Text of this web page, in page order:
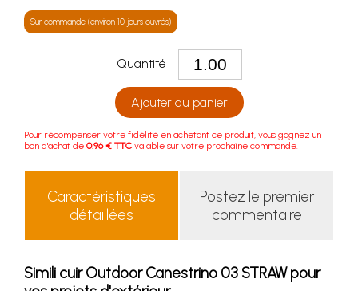
Sur commande (environ 10 jours ouvrés)
Quantité
Ajouter au panier
Pour récompenser votre fidélité en achetant ce produit, vous gagnez un
bon d'achat de 0.96 € TTC valable sur votre prochaine commande.
Caractéristiques
détaillées
Postez le premier
commentaire
Simili cuir Outdoor Canestrino 03 STRAW pour